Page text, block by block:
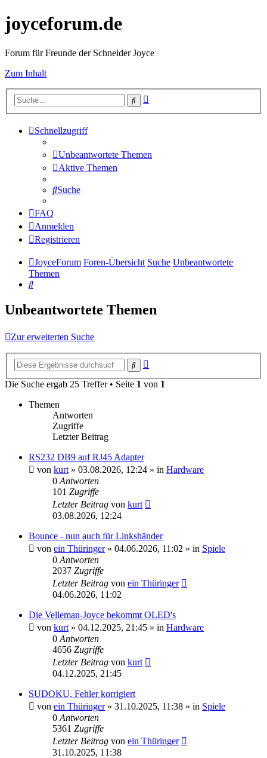
joyceforum.de
Forum für Freunde der Schneider Joyce
Zum Inhalt
Suche
Schnellzugriff
Unbeantwortete Themen
Aktive Themen
Suche
FAQ
Anmelden
Registrieren
JoyceForum Foren-Übersicht Suche Unbeantwortete
Themen
Suche
Unbeantwortete Themen
Zur erweiterten Suche
Suche
Die Suche ergab 25 Treffer • Seite 1 von 1
Themen
Antworten
Zugriffe
Letzter Beitrag
RS232 DB9 auf RJ45 Adapter
von kurt » 03.08.2026, 12:24 » in Hardware
0 Antworten
101 Zugriffe
Letzter Beitrag von kurt
03.08.2026, 12:24
Bounce - nun auch für Linkshänder
von ein Thüringer» 04.06.2026, 11:02 » in Spiele
0 Antworten
2037 Zugriffe
Letzter Beitrag von ein Thüringer
04.06.2026, 11:02
Die Velleman-Joyce bekommt OLED's
von kurt » 04.12.2025, 21:45 » in Hardware
0 Antworten
4656 Zugriffe
Letzter Beitrag von kurt
04.12.2025, 21:45
SUDOKU, Fehler korrigiert
von ein Thüringer» 31.10.2025, 11:38 » in Spiele
0 Antworten
5361 Zugriffe
Letzter Beitrag von ein Thüringer
31.10.2025, 11:38